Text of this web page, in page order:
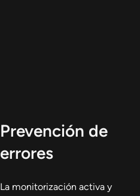
Prevención de
errores
La monitorización activa y